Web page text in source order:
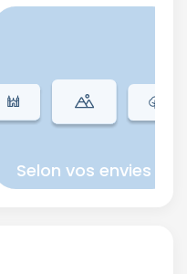
Selon vos envies